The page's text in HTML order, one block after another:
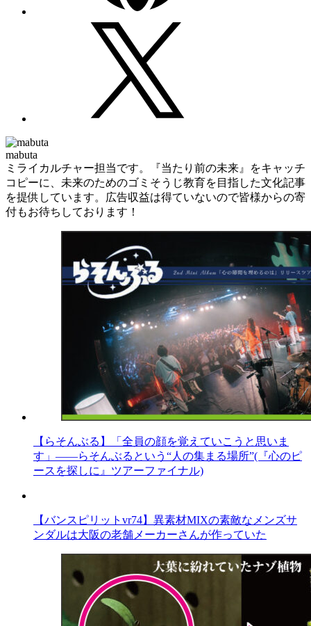
mabuta
ミライカルチャー担当です。『当たり前の未来』をキャッチ
コピーに、未来のためのゴミそうじ教育を目指した文化記事
を提供しています。広告収益は得ていないので皆様からの寄
付もお待ちしております！
【らそんぶる】「全員の顔を覚えていこうと思いま
す」――らそんぶるという“人の集まる場所”(『心のピ
ースを探しに』ツアーファイナル)
【バンスピリットvr74】異素材MIXの素敵なメンズサ
ンダルは大阪の老舗メーカーさんが作っていた